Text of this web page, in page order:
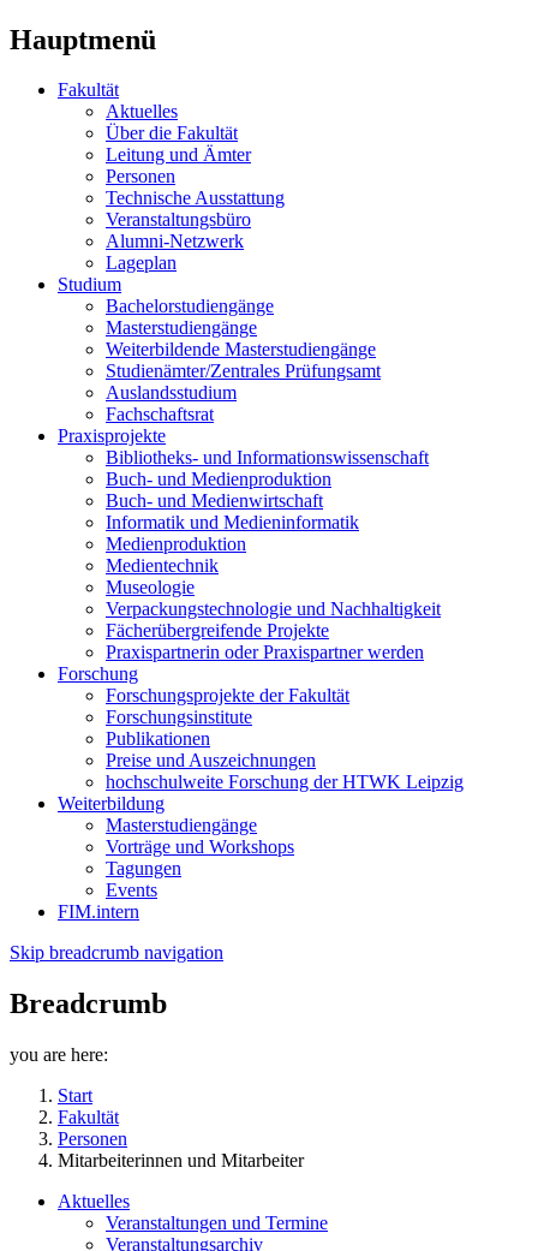
Hauptmenü
Fakultät
Aktuelles
Über die Fakultät
Leitung und Ämter
Personen
Technische Ausstattung
Veranstaltungsbüro
Alumni-Netzwerk
Lageplan
Studium
Bachelorstudiengänge
Masterstudiengänge
Weiterbildende Masterstudiengänge
Studienämter/Zentrales Prüfungsamt
Auslandsstudium
Fachschaftsrat
Praxisprojekte
Bibliotheks- und Informationswissenschaft
Buch- und Medienproduktion
Buch- und Medienwirtschaft
Informatik und Medieninformatik
Medienproduktion
Medientechnik
Museologie
Verpackungstechnologie und Nachhaltigkeit
Fächerübergreifende Projekte
Praxispartnerin oder Praxispartner werden
Forschung
Forschungsprojekte der Fakultät
Forschungsinstitute
Publikationen
Preise und Auszeichnungen
hochschulweite Forschung der HTWK Leipzig
Weiterbildung
Masterstudiengänge
Vorträge und Workshops
Tagungen
Events
FIM.intern
Skip breadcrumb navigation
Breadcrumb
you are here:
Start
Fakultät
Personen
Mitarbeiterinnen und Mitarbeiter
Aktuelles
Veranstaltungen und Termine
Veranstaltungsarchiv